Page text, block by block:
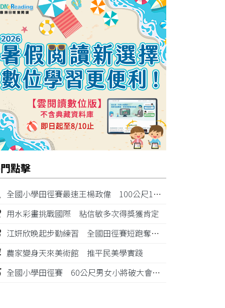
點擊
全國小學田徑賽最速王楊政偉 100公尺11秒87奪金
用水彩畫挑戰國際 粘信敏多次得獎獲肯定
江姸欣晚起步勤練習 全國田徑賽短跑奪金摘銅
農家變身天來美術館 推平民美學實踐
全國小學田徑賽 60公尺男女小將破大會紀錄